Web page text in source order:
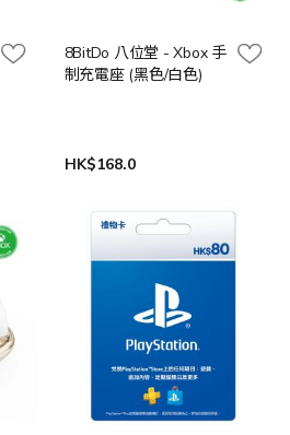
8BitDo 八位堂 - Xbox 手
制充電座 (黑色/白色)
HK$168.0